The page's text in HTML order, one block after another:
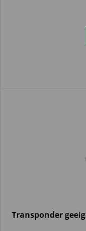
Transponder